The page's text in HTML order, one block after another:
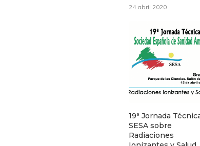
24 abril 2020
19ª Jornada
SESA sobre
Radiaciones